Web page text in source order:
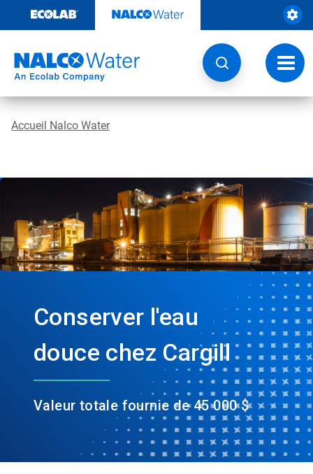
contenu​​​​​​​
à
Accueil Nalco Water
Conserver l'eau
douce chez Cargill
Valeur totale fournie de 45 000 $